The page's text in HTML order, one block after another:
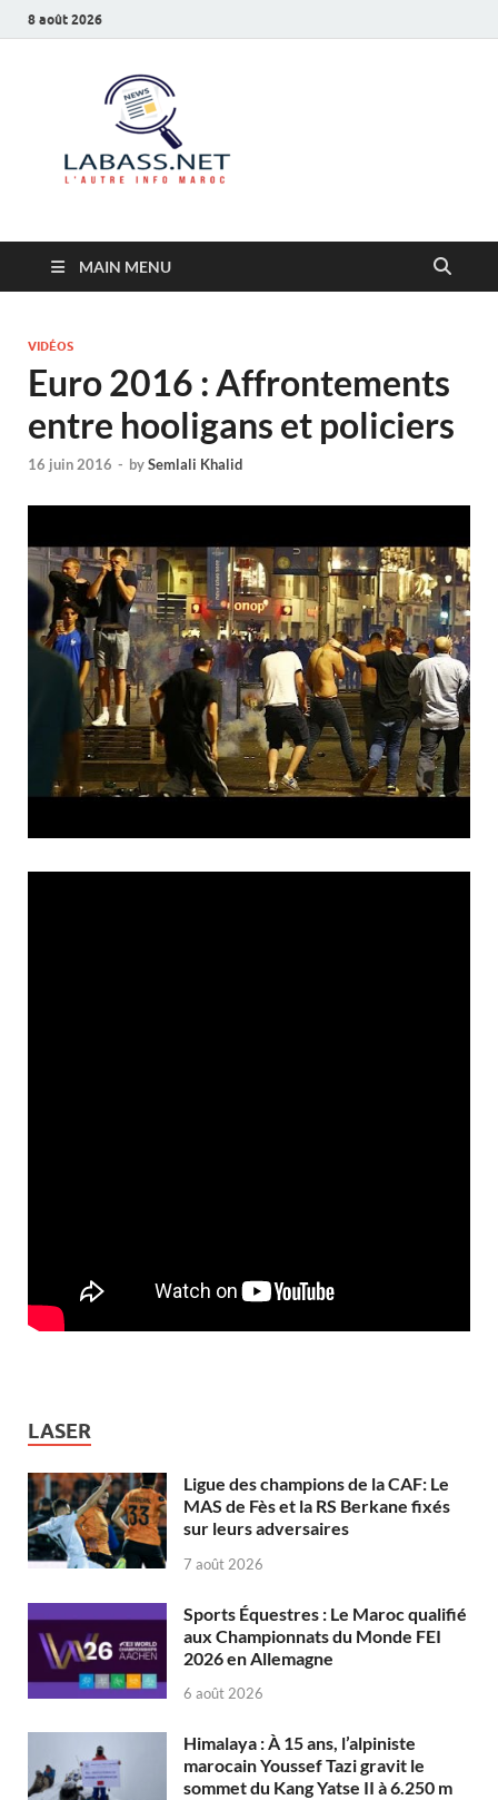
8 août 2026
MAIN MENU
VIDÉOS
Euro 2016 : Affrontements
entre hooligans et policiers
16 juin 2016 - bySemlali Khalid
LASER
Ligue des champions de la CAF: Le
MAS de Fès et la RS Berkane fixés
sur leurs adversaires
7 août 2026
Sports Équestres : Le Maroc qualifié
aux Championnats du Monde FEI
2026 en Allemagne
6 août 2026
Himalaya : À 15 ans, l’alpiniste
marocain Youssef Tazi gravit le
sommet du Kang Yatse II à 6.250 m